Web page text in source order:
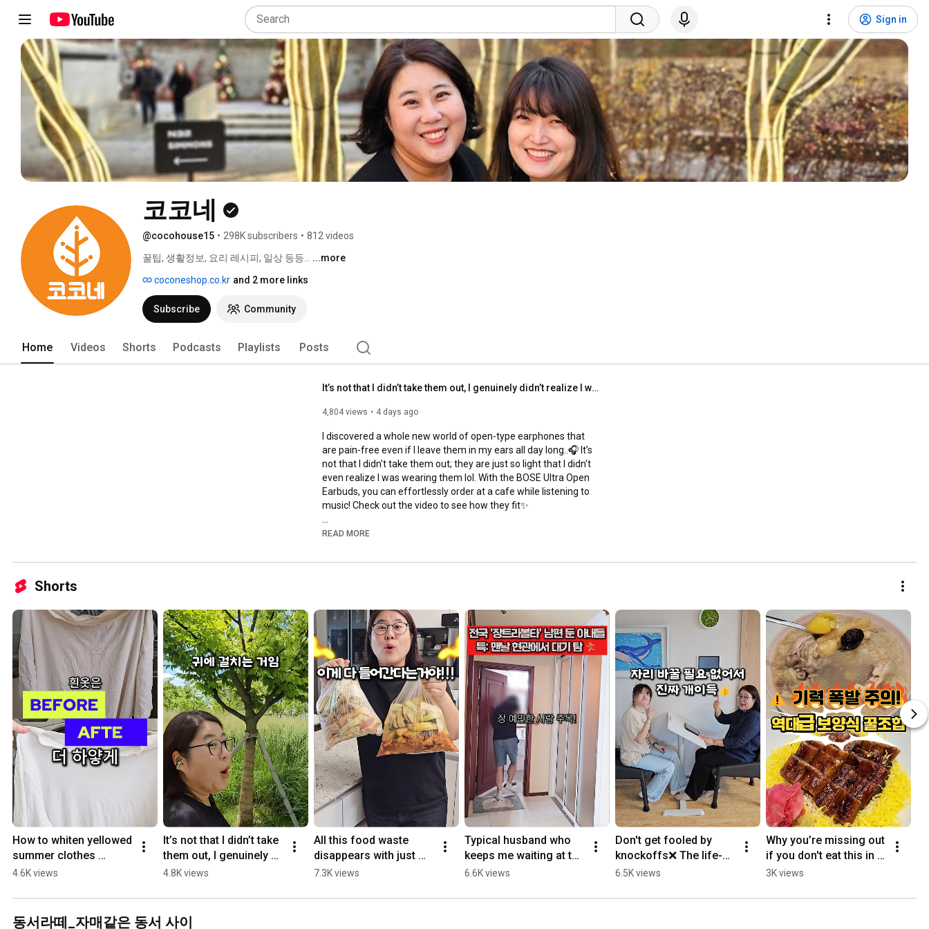
Sign in
코코네
@cocohouse15 • 298K subscribers • 812 videos
꿀팁, 생활정보, 요리 레시피, 일상 등등... ...more
coconeshop.co.kr and 2 more links
Subscribe Community
Home Videos Shorts Podcasts Playlists Posts
It’s not that I didn’t take them out, I genuinely didn’t realize I was wearing them;; Introducing...
4,804 views 4 days ago
I discovered a whole new world of open-type earphones that
are pain-free even if I leave them in my ears all day long..🎧 It’s
not that I didn't take them out; they are just so light that I didn't
even realize I was wearing them lol. With the BOSE Ultra Open
Earbuds, you can effortlessly order at a cafe while listening to
music! Check out the video to see how they fit✨
#BOSE#BoseUltraOpenEarbuds
#EarphoneRecommendation#OpenTypeEarphones
READ MORE
Shorts
How to whiten yellowed
summer clothes
without boiling them
4.6K views
It’s not that I didn’t take
them out, I genuinely
didn’t realize I was
Introducing...
4.8K views
All this food waste
disappears with just
'this'?! 🤯
7.3K views
Typical husband who
keeps me waiting at the
door every time with
syndrome' lol
6.6K views
Don't get fooled by
knockoffs❌ The life-
changing table that
life
6.5K views
Why you’re missing out
if you don't eat this in
the summer ㄷㄷ
3K views
동서라떼_자매같은 동서 사이